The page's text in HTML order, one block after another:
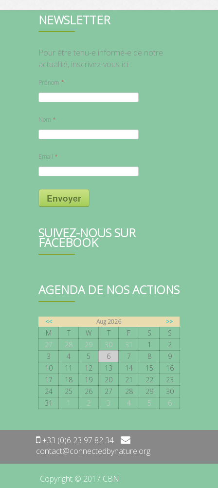
NEWSLETTER
Pour être tenu-e informé-e de notre
actualité, inscrivez-vous ici :
Prénom
Nom
Email
Envoyer
SUIVEZ-NOUS SUR
FACEBOOK
AGENDA DE NOS ACTIONS
<< Aug 2026 >>
M T W T F S
S
27
28 29 30 31 1
2
3
4 5 6 7 8
9
10
11 12 13 14 15
16
17
18 19 20 21 22
23
24
25 26 27 28 29
30
31
1 2 3 4 5 6
+33 (0)6 23 97 82 34
contact@connectedbynature.org
Copyright © 2017 CBN